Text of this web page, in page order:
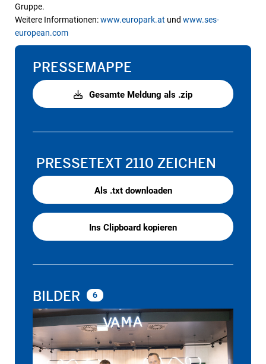
Gruppe.
Weitere Informationen:www.europark.at und www.ses-
european.com
PRESSEMAPPE
Gesamte Meldung als .zip
PRESSETEXT2110 ZEICHEN
Als .txt downloaden
Ins Clipboard kopieren
BILDER 6